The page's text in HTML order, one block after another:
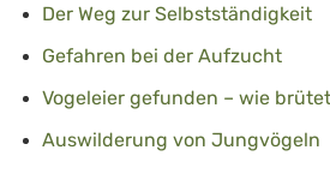
Der Weg zur Selbstständigkeit
Gefahren bei der Aufzucht
Vogeleier gefunden – wie
Auswilderung von Jungvögeln